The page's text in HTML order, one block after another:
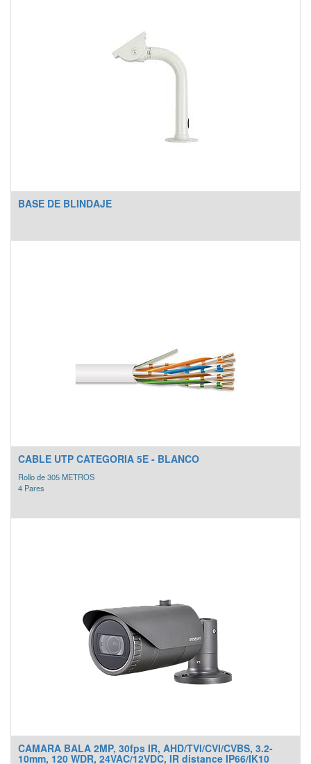
BASE DE BLINDAJE
CABLE UTP CATEGORIA 5E - BLANCO
Rollo de 305 METROS
4 Pares
CAMARA BALA 2MP, 30fps IR, AHD/TVI/CVI/CVBS, 3.2-
10mm, 120 WDR, 24VAC/12VDC, IR distance IP66/IK10